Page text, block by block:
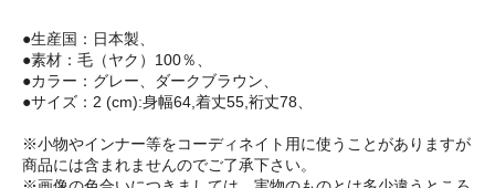
●生産国：日本製、
●素材：毛（ヤク）100％、
●カラー：グレー、ダークブラウン、
●サイズ：2 (cm):身幅64,着丈55,裄丈78、
※小物やインナー等をコーディネイト用に使うことがありますが
商品には含まれませんのでご了承下さい。